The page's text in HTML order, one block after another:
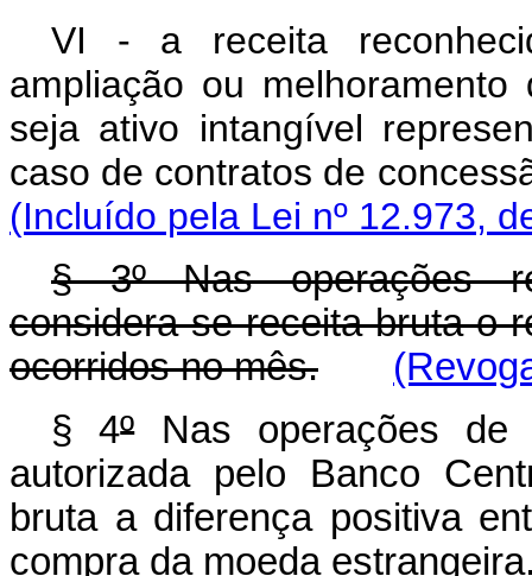
VI - a receita
ampliação ou
seja ativo intangível
caso de contratos de
(Incluído pela Lei nº 12.973,
§ 3º Nas operações
considera-se receita bruta o
ocorridos no mês.
§ 4ºNas operações de
autorizada pelo Banco
bruta a diferença positiva
compra da moeda